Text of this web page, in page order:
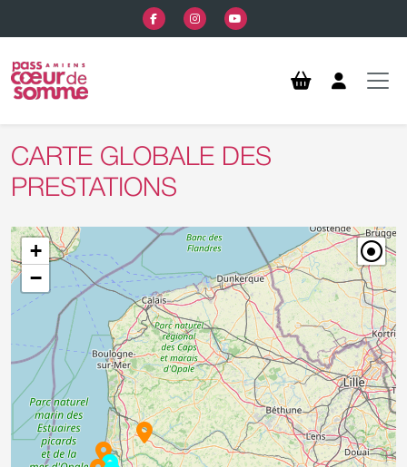
CARTE GLOBALE DES
PRESTATIONS
+
−